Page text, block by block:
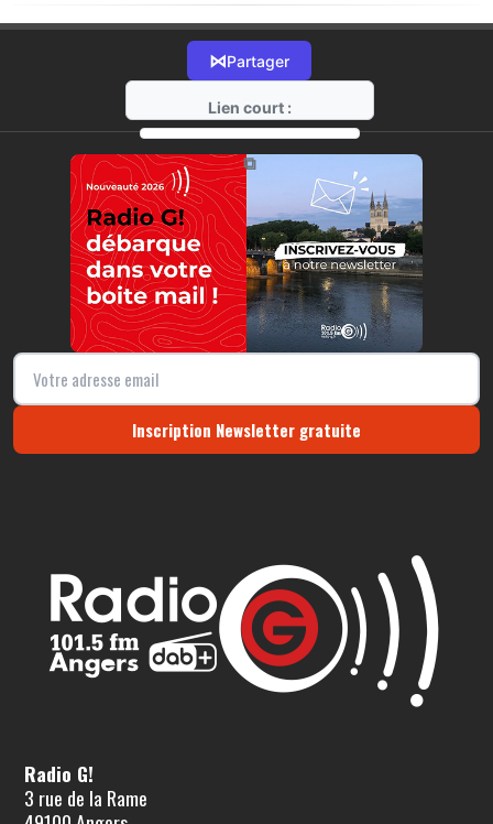
⋈Partager
Lien court :
https://radio-g.fr?15953
⧉
Inscription Newsletter gratuite
Radio G!
3 rue de la Rame